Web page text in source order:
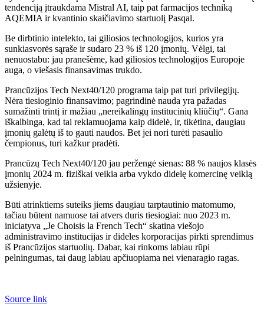
tendenciją įtraukdama Mistral AI, taip pat farmacijos techniką
AQEMIA ir kvantinio skaičiavimo startuolį Pasqal.
Be dirbtinio intelekto, tai giliosios technologijos, kurios yra
sunkiasvorės sąraše ir sudaro 23 % iš 120 įmonių. Vėlgi, tai
nenuostabu: jau pranešėme, kad giliosios technologijos Europoje
auga, o viešasis finansavimas trukdo.
Prancūzijos Tech Next40/120 programa taip pat turi privilegijų.
Nėra tiesioginio finansavimo; pagrindinė nauda yra pažadas
sumažinti trintį ir mažiau „nereikalingų institucinių kliūčių“. Gana
iškalbinga, kad tai reklamuojama kaip didelė, ir, tikėtina, daugiau
įmonių galėtų iš to gauti naudos. Bet jei nori turėti pasaulio
čempionus, turi kažkur pradėti.
Prancūzų Tech Next40/120 jau peržengė sienas: 88 % naujos klasės
įmonių 2024 m. fiziškai veikia arba vykdo didelę komercinę veiklą
užsienyje.
Būti atrinktiems suteiks jiems daugiau tarptautinio matomumo,
tačiau būtent namuose tai atvers duris tiesiogiai: nuo 2023 m.
iniciatyva „Je Choisis la French Tech“ skatina viešojo
administravimo institucijas ir dideles korporacijas pirkti sprendimus
iš Prancūzijos startuolių. Dabar, kai rinkoms labiau rūpi
pelningumas, tai daug labiau apčiuopiama nei vienaragio ragas.
Source link